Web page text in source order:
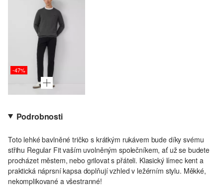
-47%
Podrobnosti
Toto lehké bavlněné tričko s krátkým rukávem bude díky svému
střihu Regular Fit vaším uvolněným společníkem, ať už se budete
procházet městem, nebo grilovat s přáteli. Klasický límec kent a
praktická náprsní kapsa doplňují vzhled v ležérním stylu. Měkké,
nekomplikované a všestranné!